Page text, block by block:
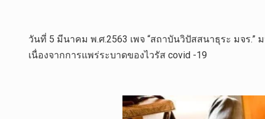
วันที่ 5 มีนาคม พ.ศ.2563 เพจ “สถาบันวิปัสสนาธุระ มจร
เนื่องจากการแพร่ระบาดของไวรัส covid -19